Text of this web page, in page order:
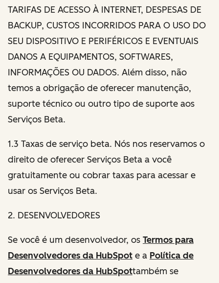
TARIFAS DE ACESSO À INTERNET, DESPESAS DE
BACKUP, CUSTOS INCORRIDOS PARA O USO DO
SEU DISPOSITIVO E PERIFÉRICOS E EVENTUAIS
DANOS A EQUIPAMENTOS, SOFTWARES,
INFORMAÇÕES OU DADOS. Além disso, não
temos a obrigação de oferecer manutenção,
suporte técnico ou outro tipo de suporte aos
Serviços Beta.
1.3 Taxas de serviço beta. Nós nos reservamos o
direito de oferecer Serviços Beta a você
gratuitamente ou cobrar taxas para acessar e
usar os Serviços Beta.
2. DESENVOLVEDORES
Se você é um desenvolvedor, os Termos para
Desenvolvedores da HubSpot e a Política de
Desenvolvedores da HubSpottambém se